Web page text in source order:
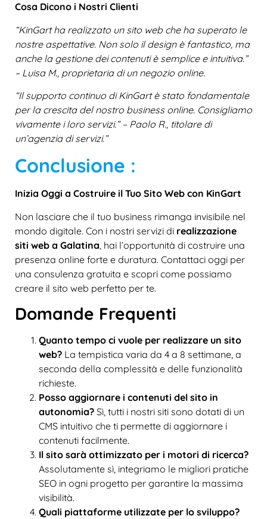
Cosa Dicono i Nostri Clienti
“KinGart ha realizzato un sito web che ha superato le
nostre aspettative. Non solo il design è fantastico, ma
anche la gestione dei contenuti è semplice e intuitiva.”
– Luisa M., proprietaria di un negozio online.
“Il supporto continuo di KinGart è stato fondamentale
per la crescita del nostro business online. Consigliamo
vivamente i loro servizi.” – Paolo R., titolare di
un’agenzia di servizi.”
Conclusione :
Inizia Oggi a Costruire il Tuo Sito Web con KinGart
Non lasciare che il tuo business rimanga invisibile nel
mondo digitale. Con i nostri servizi di realizzazione
siti web a Galatina , hai l’opportunità di costruire una
presenza online forte e duratura. Contattaci oggi per
una consulenza gratuita e scopri come possiamo
creare il sito web perfetto per te.
Domande Frequenti
Quanto tempo ci vuole per realizzare un sito
web? La tempistica varia da 4 a 8 settimane, a
seconda della complessità e delle funzionalità
richieste.
Posso aggiornare i contenuti del sito in
autonomia? Sì, tutti i nostri siti sono dotati di un
CMS intuitivo che ti permette di aggiornare i
contenuti facilmente.
Il sito sarà ottimizzato per i motori di ricerca?
Assolutamente sì, integriamo le migliori pratiche
SEO in ogni progetto per garantire la massima
visibilità.
Quali piattaforme utilizzate per lo sviluppo?